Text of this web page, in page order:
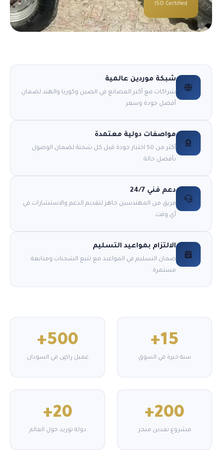
ISO Certified
شبكة موردين عالمية
شراكات مع أكبر المصانع في الصين وكوريا والهند لضمان
أفضل جودة وسعر.
مواصفات دولية معتمدة
أكثر من 50 اختبار جودة قبل كل شحنة لضمان الوصول
بأفضل حالة.
دعم فني 24/7
فريق من المهندسين جاهز لتقديم الدعم والاستشارات في
أي وقت.
الالتزام بمواعيد التسليم
ضمان التسليم في المواعيد مع تتبع الشحنات ومتابعة
مستمرة.
15+
سنة خبرة في السوق
500+
عميل راضٍ في السودان
200+
مشروع تعدين منجز
20+
دولة توريد حول العالم